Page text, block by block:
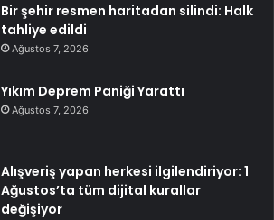
Bir şehir resmen haritadan silindi: Halk
tahliye edildi
Ağustos 7, 2026
Yıkım Deprem Paniği Yarattı
Ağustos 7, 2026
Alışveriş yapan herkesi ilgilendiriyor: 1
Ağustos’ta tüm dijital kurallar
değişiyor